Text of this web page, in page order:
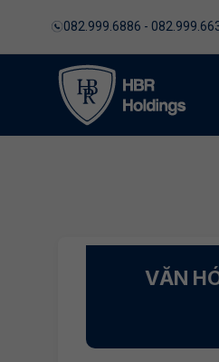
082.999.6886 -
VĂN